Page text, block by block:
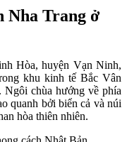
Nha Trang ở
Hòa, huyện Vạn Ninh,
khu kinh tế Bắc Vân
Ngôi chùa hướng về phía
quanh bởi biển cả và núi
hòa thiên nhiên.